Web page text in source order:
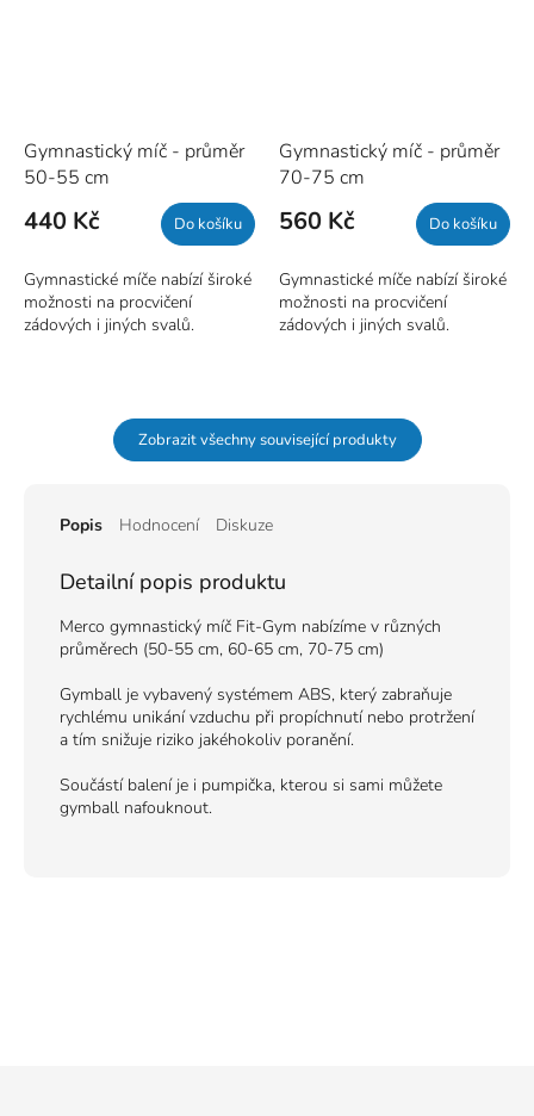
Gymnastický míč - průměr
50-55 cm
440 Kč Do košíku
Gymnastické míče nabízí široké
možnosti na procvičení
zádových i jiných svalů.
Dostupné barvy:modrá, světle
fialová, šedá -
barvu prosím
specifikujte v poznámce!
Gymnastický míč - průměr
70-75 cm
560 Kč Do košíku
Gymnastické míče nabízí široké
možnosti na procvičení
zádových i jiných svalů.
Dostupné barvy:černá, modrá,
zelená, fialová, oranžová
Zobrazit všechny související produkty
Popis Hodnocení Diskuze
Detailní popis produktu
Merco gymnastický míč Fit-Gym nabízíme v různých
průměrech (50-55 cm, 60-65 cm, 70-75 cm)
Gymball je vybavený systémem ABS, který zabraňuje
rychlému unikání vzduchu při propíchnutí nebo protržení
a tím snižuje riziko jakéhokoliv poranění.
Součástí balení je i pumpička, kterou si sami můžete
gymball nafouknout.